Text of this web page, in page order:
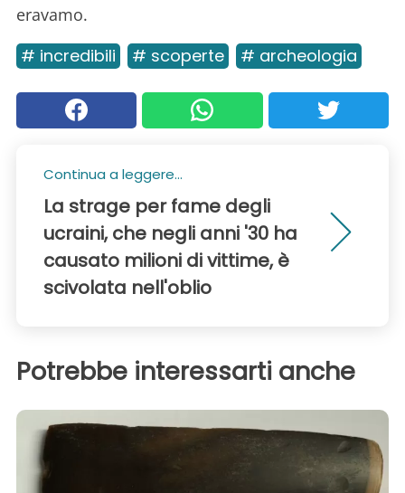
eravamo.
# incredibili # scoperte # archeologia
Continua a leggere...
La strage per fame degli
ucraini, che negli anni '30 ha
causato milioni di vittime, è
scivolata nell'oblio
Potrebbe interessarti anche